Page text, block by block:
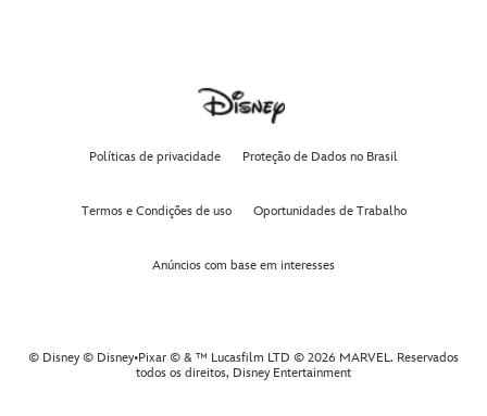
Políticas de privacidade Proteção de Dados no Brasil
Termos e Condições de uso Oportunidades de Trabalho
Anúncios com base em interesses
© Disney © Disney•Pixar © & ™ Lucasfilm LTD © 2026 MARVEL. Reservados
todos os direitos, Disney Entertainment